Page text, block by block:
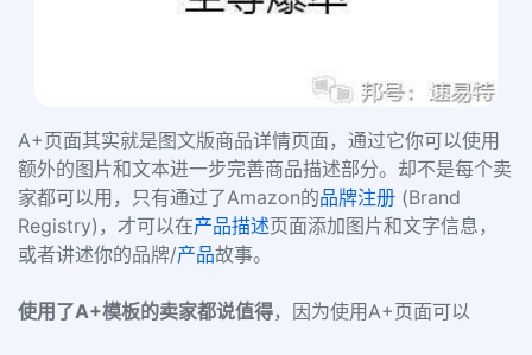
A+页面其实就是图文版商品详情页面，通过它你可以使用
额外的图片和文本进一步完善商品描述部分。却不是每个卖
家都可以用，只有通过了Amazon的品牌注册 (Brand
Registry)，才可以在产品描述页面添加图片和文字信息，
或者讲述你的品牌/产品故事。
使用了A+模板的卖家都说值得，因为使用A+页面可以